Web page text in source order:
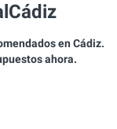
en Cádiz.
ahora.